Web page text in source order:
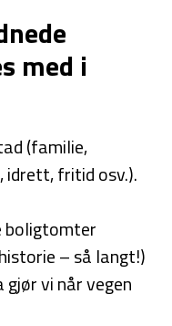
med i
(familie,
idrett, fritid osv.).
– så langt!)
vi når vegen